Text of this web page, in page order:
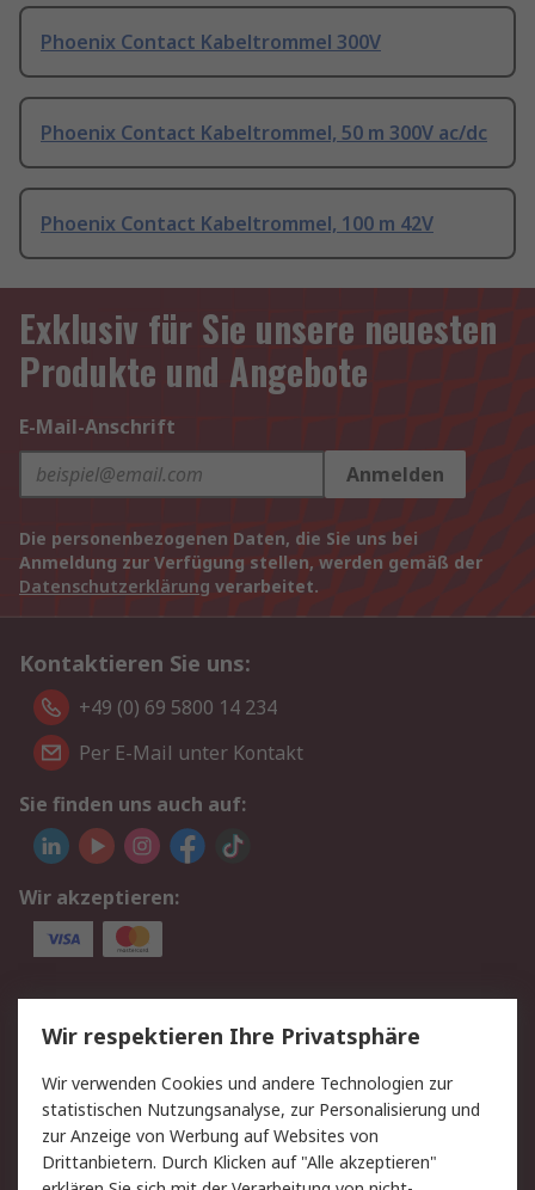
Phoenix Contact Kabeltrommel 300V
Phoenix Contact Kabeltrommel, 50 m 300V ac/dc
Phoenix Contact Kabeltrommel, 100 m 42V
Exklusiv für Sie unsere neuesten
Produkte und Angebote
E-Mail-Anschrift
Anmelden
Die personenbezogenen Daten, die Sie uns bei
Anmeldung zur Verfügung stellen, werden gemäß der
Datenschutzerklärung verarbeitet.
Kontaktieren Sie uns:
+49 (0) 69 5800 14 234
Per E-Mail unter Kontakt
Sie finden uns auch auf:
Wir akzeptieren:
Service
Value Added Services
Lieferlösungen
Rücksendungen
Kontakt
Hilfe
Privatkunden
Rechtliches
Wir respektieren Ihre Privatsphäre
Wir verwenden Cookies und andere Technologien zur
statistischen Nutzungsanalyse, zur Personalisierung und
zur Anzeige von Werbung auf Websites von
Drittanbietern. Durch Klicken auf "Alle akzeptieren"